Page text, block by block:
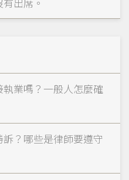
業嗎？一般人怎麼確
？哪些是律師要遵守